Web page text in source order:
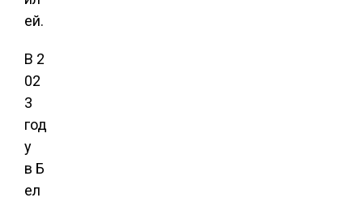
ей.
В 2
02
3
год
у
в Б
ел